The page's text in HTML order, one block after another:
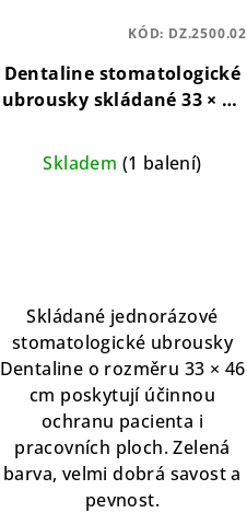
Dentaline stomatologické
ubrousky skládané 33 × 46
Skládané stomatologické
ubrousky pro ochranu
Skladem (1 balení)
Skládané jednorázové
stomatologické ubrousky
Dentaline o rozměru 33 × 46
cm poskytují účinnou
ochranu pacienta i
pracovních ploch. Zelená
barva, velmi dobrá savost a
pevnost.
KÓD: DZ.2500.02